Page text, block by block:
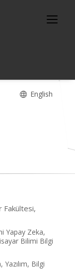
English
Fakültesi,
Yapay Zeka,
Bilimi Bilgi
Yazılım, Bilgi